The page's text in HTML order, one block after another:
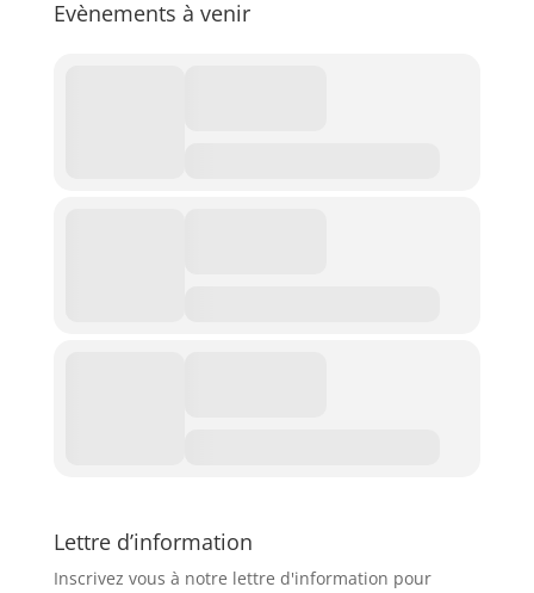
Evènements à venir
Lettre d’information
Inscrivez vous à notre lettre d'information pour